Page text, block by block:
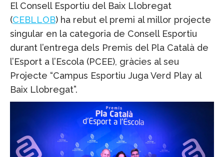
El Consell Esportiu del Baix Llobregat
(CEBLLOB) ha rebut el premi al millor projecte
singular en la categoria de Consell Esportiu
durant l’entrega dels Premis del Pla Català de
l’Esport a l’Escola (PCEE), gràcies al seu
Projecte “Campus Esportiu Juga Verd Play al
Baix Llobregat”.